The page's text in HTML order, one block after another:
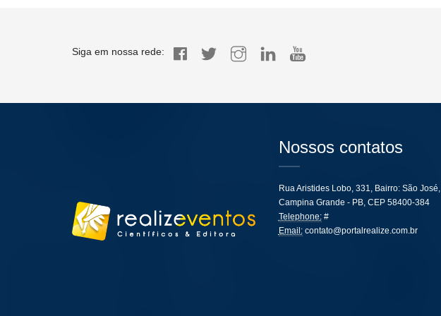
Siga em nossa rede:
Nossos contatos
Rua Aristides Lobo, 331, Bairro: São José,
Campina Grande - PB, CEP 58400-384
Telephone:#
Email: contato@portalrealize.com.br